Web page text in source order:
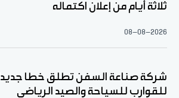
ثلاثة أيام من إعلان اكتماله
08-08-2026
شركة صناعة السفن تطلق خطا جديدا
للقوارب للسياحة والصيد الرياضي